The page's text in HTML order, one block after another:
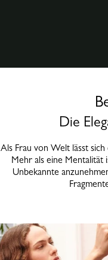
Die
Als Frau von Welt lässt
Mehr als eine Mentalität
Unbekannte